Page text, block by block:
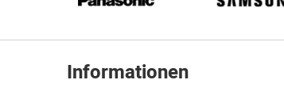
Informationen